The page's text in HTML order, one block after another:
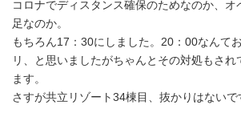
コロナでディスタンス確保のためなのか、オ
足なのか。
もちろん17：30にしました。20：00なんて
リ、と思いましたがちゃんとその対処もされ
ます。
さすが共立リゾート34棟目、抜かりはないで